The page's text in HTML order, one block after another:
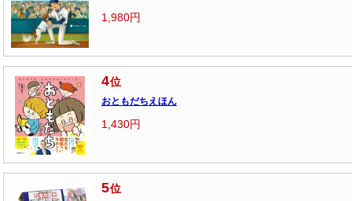
1,980円
4位
おともだちえほん
1,430円
5位